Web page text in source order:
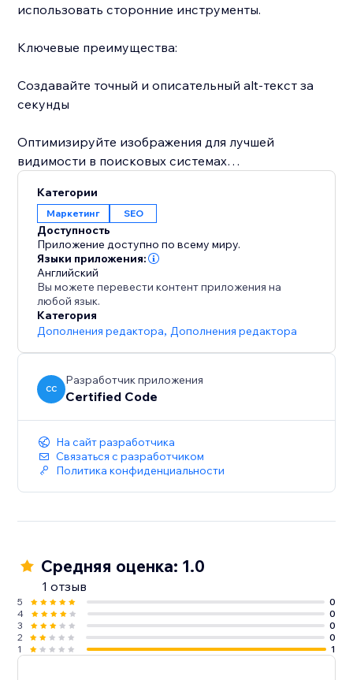
использовать сторонние инструменты.
Ключевые преимущества:
Создавайте точный и описательный alt-текст за
секунды
Оптимизируйте изображения для лучшей
видимости в поисковых системах
Повышайте доступность для пользователей
программ чтения с экрана
Экономьте время благодаря простому процессу
копирования и вставки
Категории
Маркетинг SEO
Доступность
Приложение доступно по всему миру.
Языки приложения:
Английский
Вы можете перевести контент приложения на
любой язык.
Категория
Дополнения редактора, Дополнения редактора
CC
Разработчик приложения
Certified Code
На сайт разработчика
Связаться с разработчиком
Политика конфиденциальности
Средняя оценка: 1.0
1 отзыв
5
0
4
0
3
0
2
0
1
1